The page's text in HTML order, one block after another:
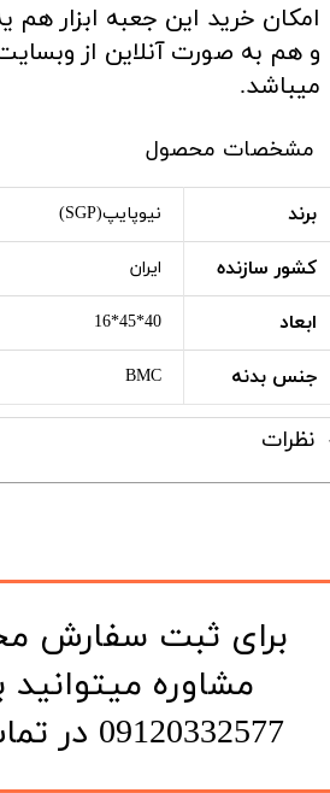
امکان خرید این جعبه ابزار
و هم به صورت آنلاین از
میباشد.
مشخصات محصول
برند نیوپایپ(SGP)
کشور سازنده ایران
ابعاد 40*45*16
جنس بدنه BMC
نظرات
​برای ثبت سفارش
مشاوره میتوانید
09120332577 در تماس باشید.